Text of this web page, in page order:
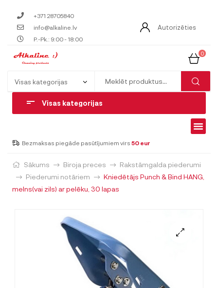
+371 28705840
info@alkaline.lv
P.-Pk.: 9:00 - 18:00
Autorizēties
0
Visas kategorijas
Bezmaksas piegāde pasūtījumiem virs 50 eur
Sākums Biroja preces
Rakstāmgalda piederumi
Piederumi notāriem
Kniedētājs Punch & Bind HANG,
melns(vai zils) ar pelēku, 30 lapas